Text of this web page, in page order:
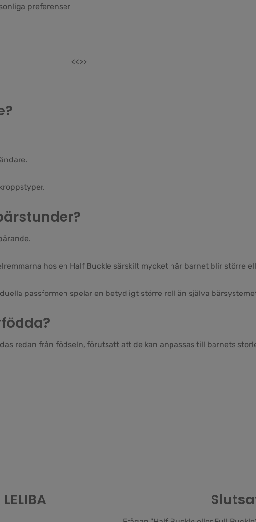
preferenser
<<>>
hos en Half Buckle särskilt mycket när barnet blir större
passformen spelar en betydligt större roll än själva
redan från födseln, förutsatt att de kan anpassas till barnets